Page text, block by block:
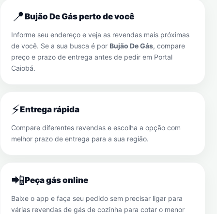
📍Bujão De Gás perto de você
Informe seu endereço e veja as revendas mais próximas
de você. Se a sua busca é por Bujão De Gás, compare
preço e prazo de entrega antes de pedir em Portal
Caiobá.
⚡Entrega rápida
Compare diferentes revendas e escolha a opção com
melhor prazo de entrega para a sua região.
📲Peça gás online
Baixe o app e faça seu pedido sem precisar ligar para
várias revendas de gás de cozinha para cotar o menor